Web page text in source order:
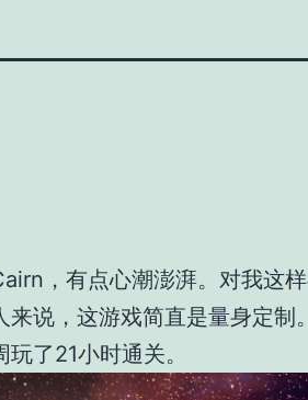
，有点心潮澎湃。对我这
来说，这游戏简直是量身定制
了21小时通关。